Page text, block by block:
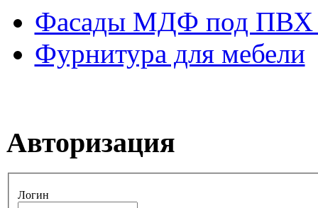
Фасады МДФ под ПВХ
Фурнитура для мебели
Авторизация
Логин